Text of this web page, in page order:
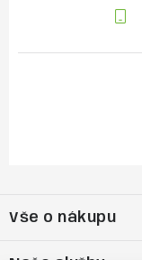
pVše o nákupu